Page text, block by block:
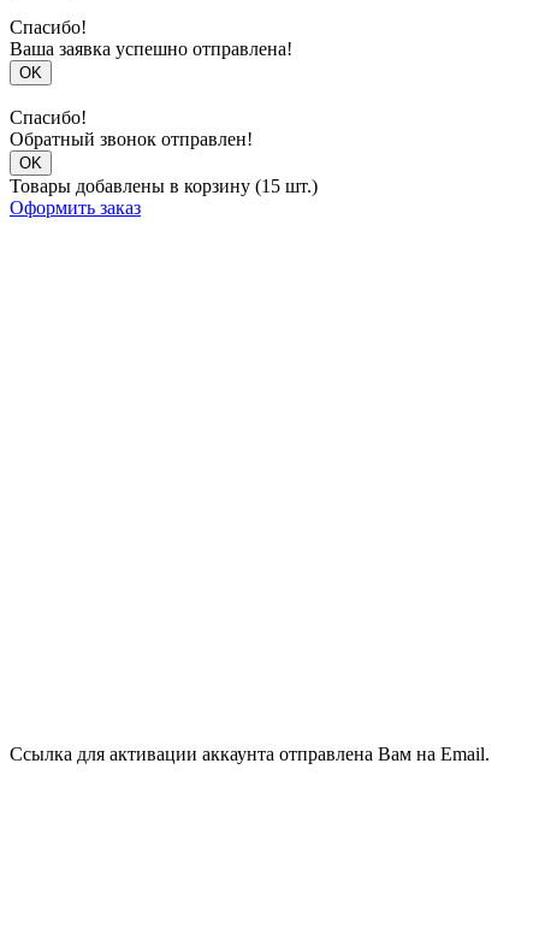
Спасибо!
Ваша заявка успешно отправлена!
OK
Спасибо!
Обратный звонок отправлен!
OK
Товары добавлены в корзину (15 шт.)
Оформить заказ
Ссылка для активации аккаунта отправлена Вам на Email.